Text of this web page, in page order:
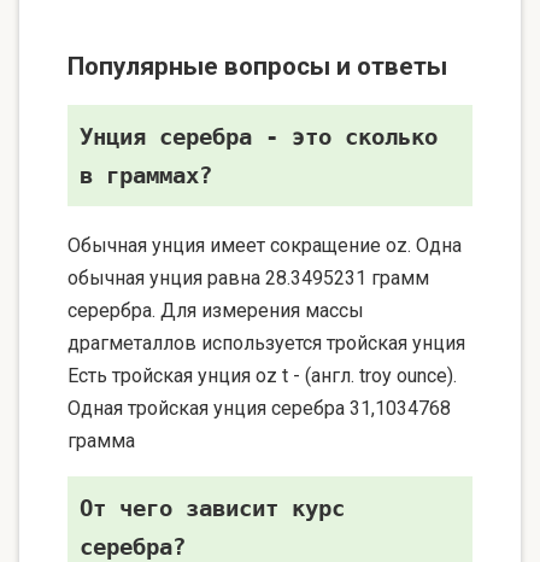
Популярные вопросы и ответы
Унция серебра - это сколько
в граммах?
Обычная унция имеет сокращение oz. Одна
обычная унция равна 28.3495231 грамм
серербра. Для измерения массы
драгметаллов используется тройская унция
Есть тройская унция oz t - (англ. troy ounce).
Одная тройская унция серебра 31,1034768
грамма
От чего зависит курс
серебра?